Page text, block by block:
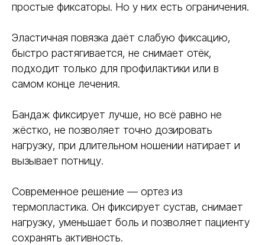
простые фиксаторы. Но у них есть ограничения.
Эластичная повязка даёт слабую фиксацию,
быстро растягивается, не снимает отёк,
подходит только для профилактики или в
самом конце лечения.
Бандаж фиксирует лучше, но всё равно не
жёстко, не позволяет точно дозировать
нагрузку, при длительном ношении натирает и
вызывает потницу.
Современное решение — ортез из
термопластика. Он фиксирует сустав, снимает
нагрузку, уменьшает боль и позволяет пациенту
сохранять активность.
Время фиксации
ТЕРМОПЛАСТИК
POLY EASY
вызывает раздражений
Возможность коррекции Нет,
Да, многократное
перемоделирование